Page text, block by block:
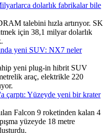
dolarlık fabrikalar bile
talebini hızla artırıyor. SK
için 38,1 milyar dolarlık
yeni SUV: NX7 neler
yeni plug-in hibrit SUV
araç, elektrikle 220
çarptı: Yüzeyde yeni bir krater
Falcon 9 roketinden kalan 4
yüzeyde 18 metre